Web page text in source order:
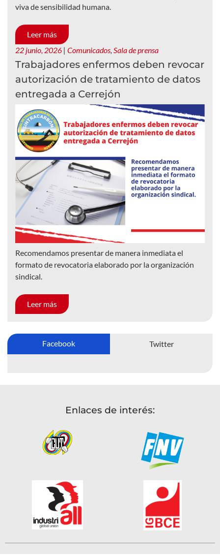
viva de sensibilidad humana.
Leer más
22 junio, 2026 | Comunicados, Sala de prensa
Trabajadores enfermos deben revocar
autorización de tratamiento de datos
entregada a Cerrejón
Recomendamos presentar de manera inmediata el
formato de revocatoria elaborado por la organización
sindical.
Leer más
Facebook Twitter
Enlaces de interés: